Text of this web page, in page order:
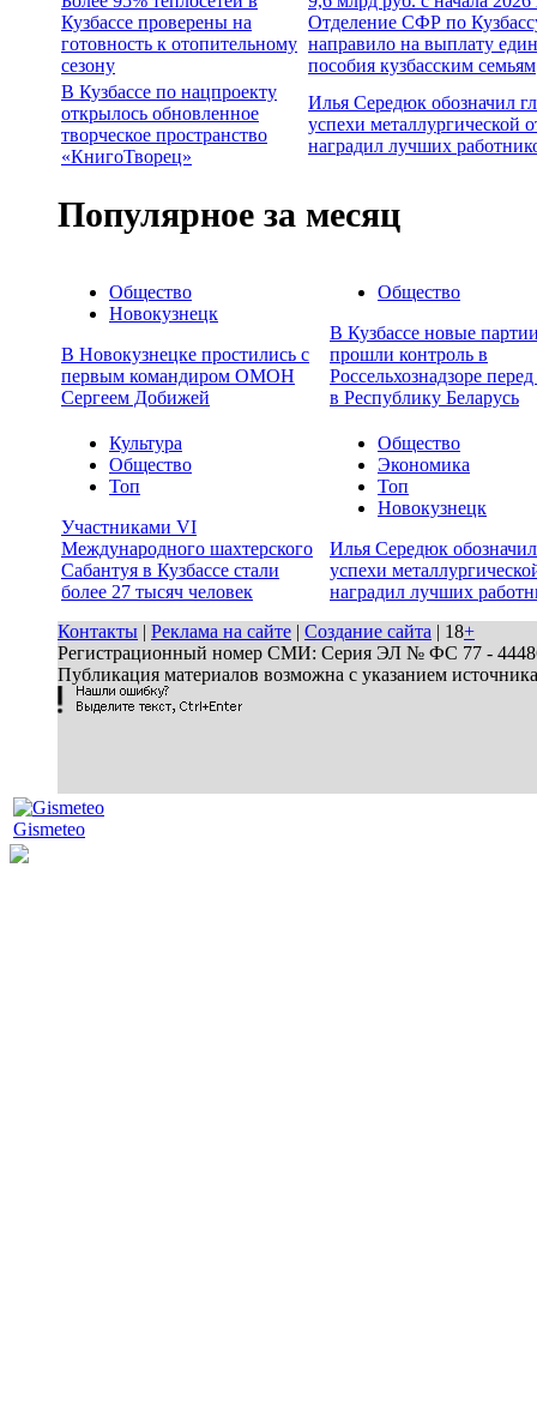
Кузбассе проверены на
готовность к отопительному
сезону
Отделение СФР по
направило на выплату
пособия кузбасским семьям
В Кузбассе по нацпроекту
открылось обновленное
творческое пространство
«КнигоТворец»
Илья Середюк обозначил
успехи металлургической
наградил лучших
Популярное за месяц
Общество
Новокузнецк
В Новокузнецке простились с
первым командиром ОМОН
Сергеем Добижей
Общество
В Кузбассе новые
прошли контроль в
Россельхознадзоре
в Республику Беларусь
Культура
Общество
Топ
Участниками VI
Международного шахтерского
Сабантуя в Кузбассе стали
более 27 тысяч человек
Общество
Экономика
Топ
Новокузнецк
Илья Середюк
успехи
наградил лучших
Контакты | Реклама на сайте | Создание сайта | 18+
Регистрационный номер СМИ: Серия ЭЛ № ФС 77 - 44486
Публикация материалов возможна с указанием
Gismeteo